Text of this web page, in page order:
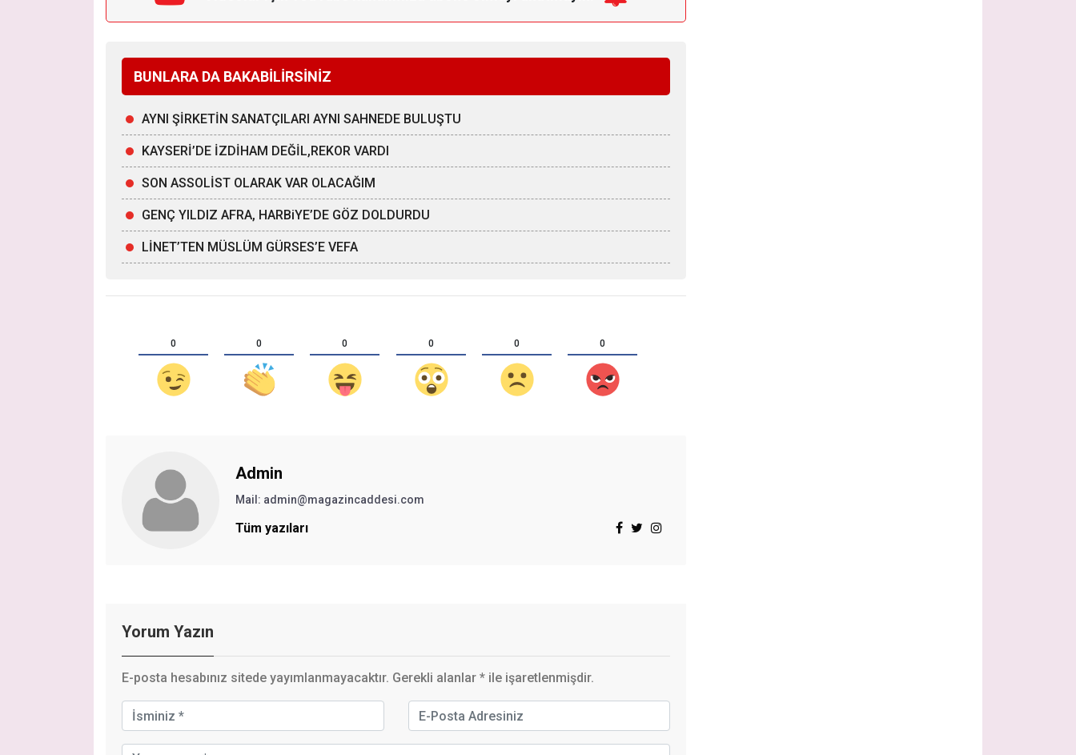
BUNLARA DA BAKABİLİRSİNİZ
AYNI ŞİRKETİN SANATÇILARI AYNI SAHNEDE BULUŞTU
KAYSERİ’DE İZDİHAM DEĞİL,REKOR VARDI
SON ASSOLİST OLARAK VAR OLACAĞIM
GENÇ YILDIZ AFRA, HARBiYE’DE GÖZ DOLDURDU
LİNET’TEN MÜSLÜM GÜRSES’E VEFA
0 0 0 0 0 0
Admin
Mail: admin@magazincaddesi.com
Tüm yazıları
Yorum Yazın
E-posta hesabınız sitede yayımlanmayacaktır. Gerekli alanlar * ile işaretlenmişdir.